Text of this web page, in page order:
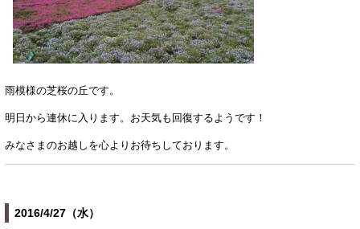
雨模様の芝桜の丘です。
明日から連休に入ります。お天気も回復するようです！
みなさまのお越しを心よりお待ちしております。
2016/4/27（水）